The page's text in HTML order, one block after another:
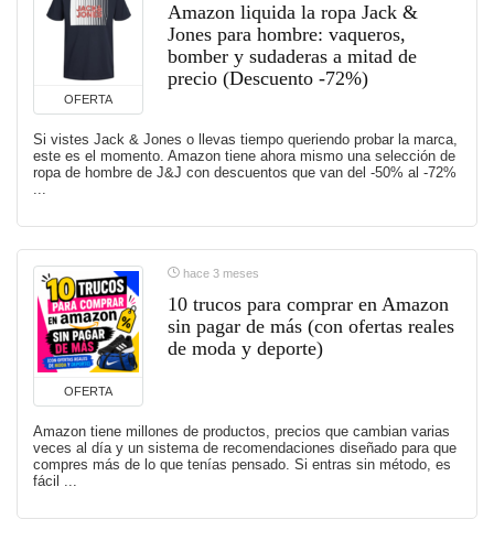
OFERTA
Amazon liquida la ropa Jack &
Jones para hombre: vaqueros,
bomber y sudaderas a mitad de
precio (Descuento -72%)
Si vistes Jack & Jones o llevas tiempo queriendo probar la marca,
este es el momento. Amazon tiene ahora mismo una selección de
ropa de hombre de J&J con descuentos que van del -50% al -72%
...
OFERTA
hace 3 meses
10 trucos para comprar en Amazon
sin pagar de más (con ofertas reales
de moda y deporte)
Amazon tiene millones de productos, precios que cambian varias
veces al día y un sistema de recomendaciones diseñado para que
compres más de lo que tenías pensado. Si entras sin método, es
fácil ...